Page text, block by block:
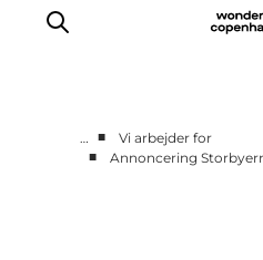
… ■
Vi arbejder for
■
Annoncering